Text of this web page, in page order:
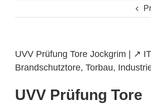
UVV Prüfung Tore Jockgrim | ↗️
Brandschutztore, Torbau,
UVV Prüfung Tore